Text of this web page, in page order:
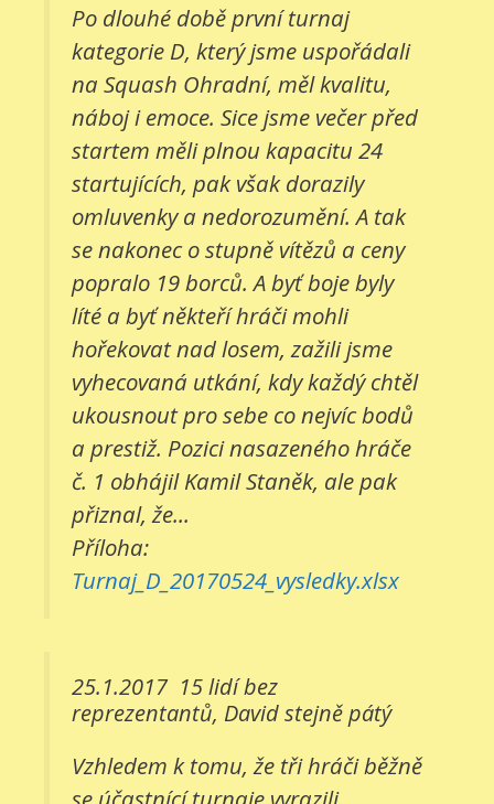
Po dlouhé době první turnaj
kategorie D, který jsme uspořádali
na Squash Ohradní, měl kvalitu,
náboj i emoce. Sice jsme večer před
startem měli plnou kapacitu 24
startujících, pak však dorazily
omluvenky a nedorozumění. A tak
se nakonec o stupně vítězů a ceny
popralo 19 borců. A byť boje byly
líté a byť někteří hráči mohli
hořekovat nad losem, zažili jsme
vyhecovaná utkání, kdy každý chtěl
ukousnout pro sebe co nejvíc bodů
a prestiž. Pozici nasazeného hráče
č. 1 obhájil Kamil Staněk, ale pak
přiznal, že...
Příloha:
Turnaj_D_20170524_vysledky.xlsx
25.1.2017 15 lidí bez
reprezentantů, David stejně pátý
Vzhledem k tomu, že tři hráči běžně